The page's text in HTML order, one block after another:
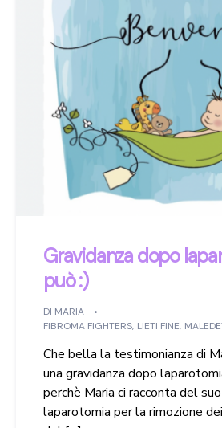
Gravidanza dopo
può :)
DI MARIA
FIBROMA FIGHTERS, LIETI FINE,
Che bella la testimonianza di
una gravidanza dopo
perchè Maria ci racconta del
laparotomia per la rimozione